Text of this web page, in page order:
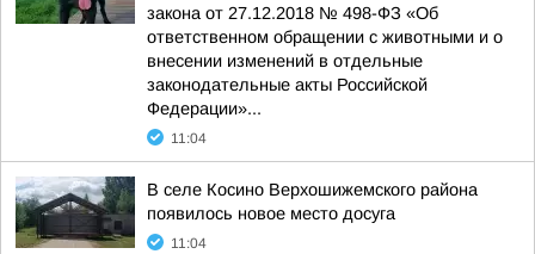
закона от 27.12.2018 № 498-ФЗ «Об
ответственном обращении с животными и о
внесении изменений в отдельные
законодательные акты Российской
Федерации»...
11:04
В селе Косино Верхошижемского района
появилось новое место досуга
11:04